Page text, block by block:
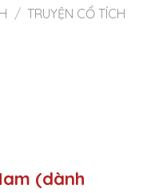
/ TRUYỆN CỔ TÍCH
(dành